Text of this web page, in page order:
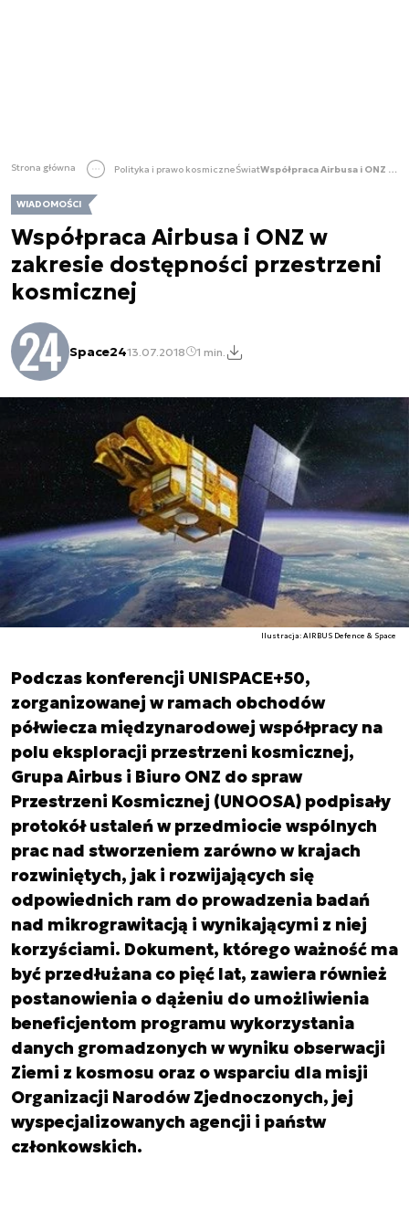
Strona główna Polityka i prawo kosmiczneŚwiat Współpraca Airbusa i ONZ w zakresie dostępności przestrzeni kosmicznej
WIADOMOŚCI
Współpraca Airbusa i ONZ w
zakresie dostępności przestrzeni
kosmicznej
Space2413.07.2018 1 min.
Ilustracja: AIRBUS Defence & Space
Podczas konferencji UNISPACE+50,
zorganizowanej w ramach obchodów
półwiecza międzynarodowej współpracy na
polu eksploracji przestrzeni kosmicznej,
Grupa Airbus i Biuro ONZ do spraw
Przestrzeni Kosmicznej (UNOOSA) podpisały
protokół ustaleń w przedmiocie wspólnych
prac nad stworzeniem zarówno w krajach
rozwiniętych, jak i rozwijających się
odpowiednich ram do prowadzenia badań
nad mikrograwitacją i wynikającymi z niej
korzyściami. Dokument, którego ważność ma
być przedłużana co pięć lat, zawiera również
postanowienia o dążeniu do umożliwienia
beneficjentom programu wykorzystania
danych gromadzonych w wyniku obserwacji
Ziemi z kosmosu oraz o wsparciu dla misji
Organizacji Narodów Zjednoczonych, jej
wyspecjalizowanych agencji i państw
członkowskich.